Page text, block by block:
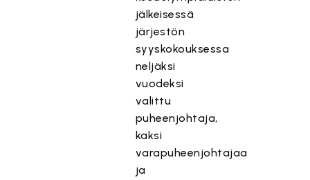
jälkeisessä
järjestön
syyskokouksessa
neljäksi
vuodeksi
valittu
puheenjohtaja,
kaksi
varapuheenjohtajaa
ja